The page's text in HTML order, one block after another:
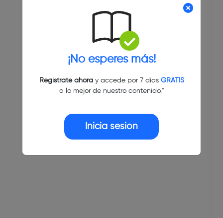
¡No esperes más!
Regístrate ahoray accede por 7 días GRATIS
a lo mejor de nuestro contenido."
Inicia sesión